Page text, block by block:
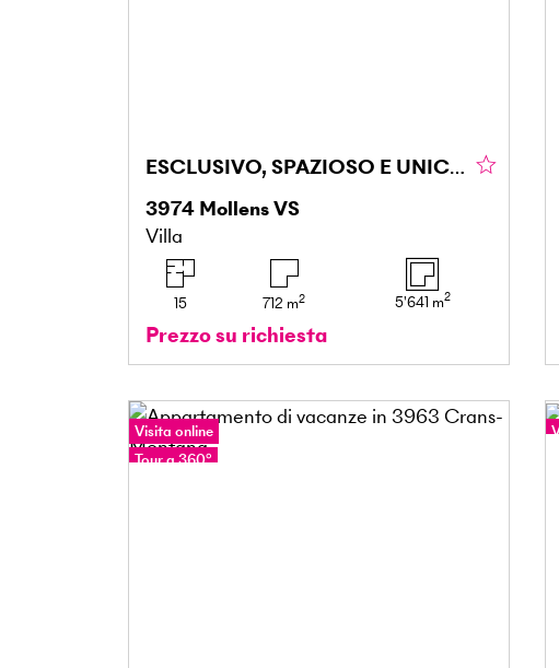
ESCLUSIVO, SPAZIOSO E UNICO
3974 Mollens VS
Villa
15 712 m2 5'641 m2
Prezzo su richiesta
Visita online
Tour a 360°